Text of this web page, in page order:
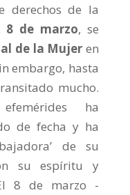
derechos de la
8 de marzo, se
de la Mujer en
embargo, hasta
mucho.
ha
de fecha y ha
de su
su espíritu y
8 de marzo -